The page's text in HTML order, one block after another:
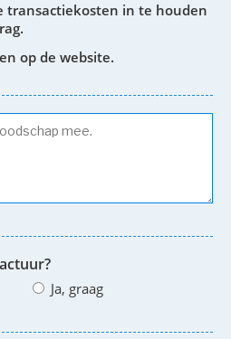
transactiekosten in te houden
op de website.
Ja, graag